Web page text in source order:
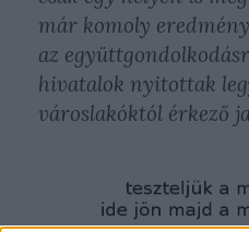
már komoly
az
hivatalok nyitottak
városlakóktól érkező